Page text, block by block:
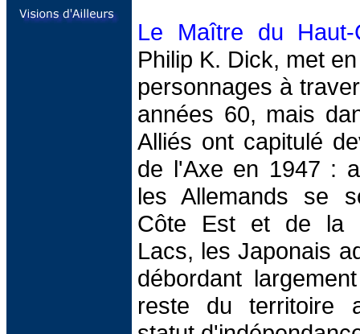
Le Maître du Haut-
Philip K. Dick, met
personnages à
années 60, mais
Alliés ont capitulé
de l'Axe en 1947 :
les Allemands se
Côte Est et de la
Lacs, les Japonais
débordant
reste du territoire